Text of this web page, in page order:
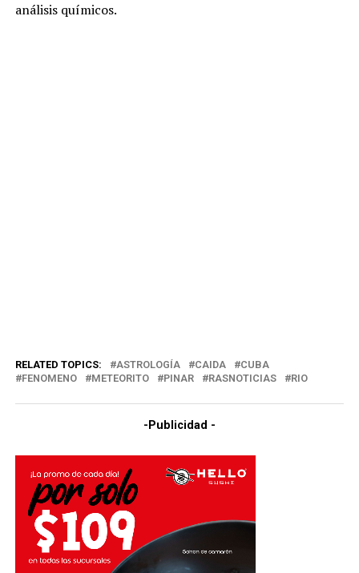
análisis químicos.
RELATED TOPICS: ASTROLOGÍA CAIDA
CUBA
FENOMENO
METEORITO PINAR RASNOTICIAS RIO
-Publicidad -